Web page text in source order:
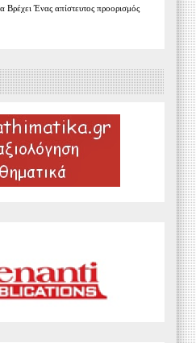
Βρέχει Ένας απίστευτος προορισμός